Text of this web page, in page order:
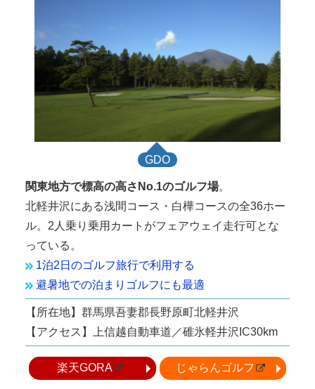
GDO
関東地方で標高の高さNo.1のゴルフ場。
北軽井沢にある浅間コース・白樺コースの全36ホー
ル。2人乗り乗用カートがフェアウェイ走行可とな
っている。
1泊2日のゴルフ旅行で利用する
避暑地での泊まりゴルフにも最適
【所在地】群馬県吾妻郡長野原町北軽井沢
【アクセス】上信越自動車道／碓氷軽井沢IC30km
楽天GORA じゃらんゴルフ